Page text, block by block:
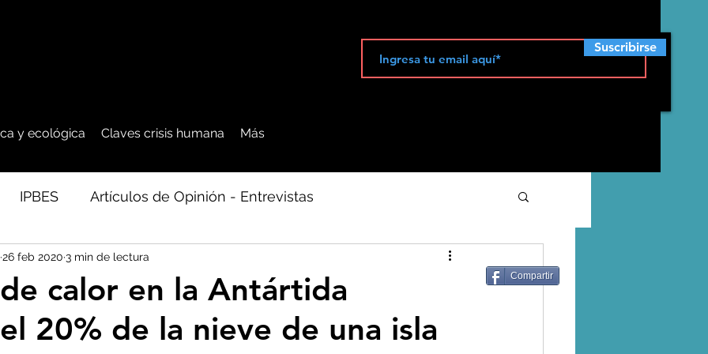
Suscribirse
y ecológica Claves crisis humana Más
IPBES Artículos de Opinión - Entrevistas
Seguridad Alimentaria-Agua-Dieta
- Bosq Artico - Antártida - Glaciares
calor en la Antártida
20% de la nieve de una isla
26 feb 2020 3 min de lectura
Compartir